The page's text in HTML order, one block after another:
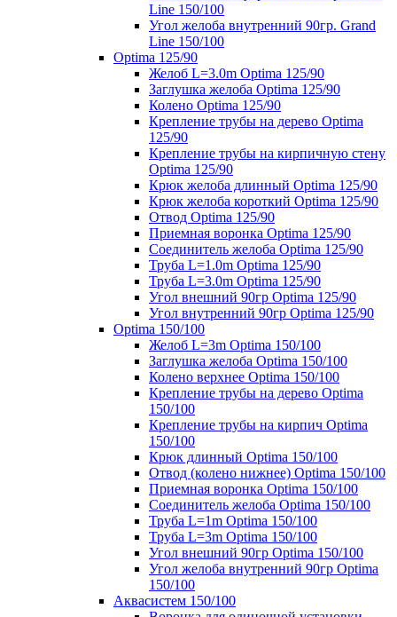
Line 150/100
Угол желоба внутренний 90гр. Grand
Line 150/100
Optima 125/90
Желоб L=3.0m Optima 125/90
Заглушка желоба Optima 125/90
Колено Optima 125/90
Крепление трубы на дерево Optima
125/90
Крепление трубы на кирпичную стену
Optima 125/90
Крюк желоба длинный Optima 125/90
Крюк желоба короткий Optima 125/90
Отвод Optima 125/90
Приемная воронка Optima 125/90
Соединитель желоба Optima 125/90
Труба L=1.0m Optima 125/90
Труба L=3.0m Optima 125/90
Угол внешний 90гр Optima 125/90
Угол внутренний 90гр Optima 125/90
Optima 150/100
Желоб L=3m Optima 150/100
Заглушка желоба Optima 150/100
Колено верхнее Optima 150/100
Крепление трубы на дерево Optima
150/100
Крепление трубы на кирпич Optima
150/100
Крюк длинный Optima 150/100
Отвод (колено нижнее) Optima 150/100
Приемная воронка Optima 150/100
Соединитель желоба Optima 150/100
Труба L=1m Optima 150/100
Труба L=3m Optima 150/100
Угол внешний 90гр Optima 150/100
Угол желоба внутренний 90гр Optima
150/100
Аквасистем 150/100